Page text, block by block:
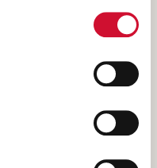
klicken, so stimmen
zu. Sie können
jederzeit widerrufen,
aufrufen und diese
Unterfranken